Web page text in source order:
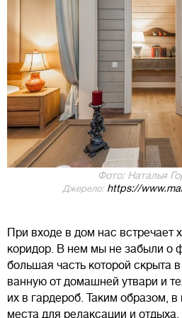
Фото: Наталья
Джерело:https://
При входе в дом нас
коридор. В нем мы не забыли о
большая часть которой скрыта
ванную от домашней утвари и
их в гардероб. Таким образом, в
места для релаксации и отдыха.